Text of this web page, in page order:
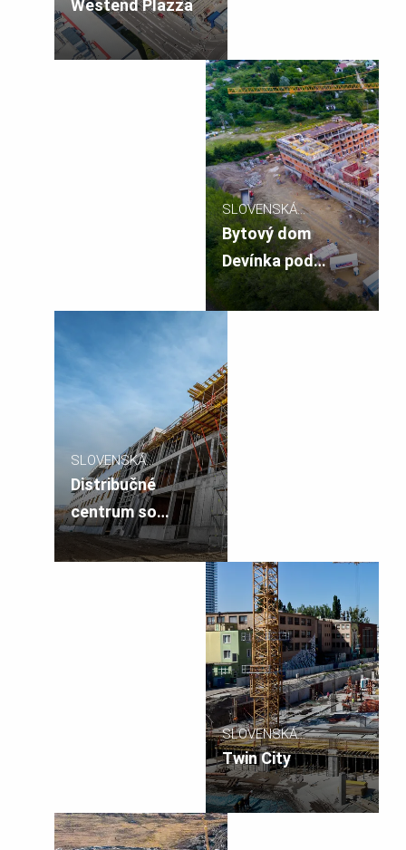
Westend Plazza
SLOVENSKÁ
REPUBLIKA
Bytový dom
Devínka pod
lesom
SLOVENSKÁ
REPUBLIKA
Distribučné
centrum so
skladom KINEKUS
SLOVENSKÁ
REPUBLIKA
Twin City